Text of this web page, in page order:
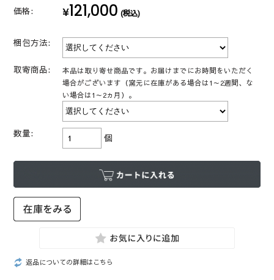
価格: ¥121,000 (税込)
梱包方法:
取寄商品:
本品は取り寄せ商品です。お届けまでにお時間をいただく
場合がございます（窯元に在庫がある場合は1～2週間、な
い場合は1～2ヵ月）。
数量: 個
返品についての詳細はこちら